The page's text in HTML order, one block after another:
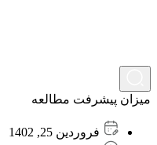
میزان پیشرفت مطالعه
فروردین 25, 1402